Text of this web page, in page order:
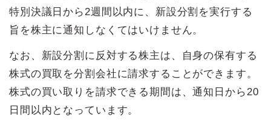
特別決議日から2週間以内に、新設分割を実行する
旨を株主に通知しなくてはいけません。
なお、新設分割に反対する株主は、自身の保有する
株式の買取を分割会社に請求することができます。
株式の買い取りを請求できる期間は、通知日から20
日間以内となっています。